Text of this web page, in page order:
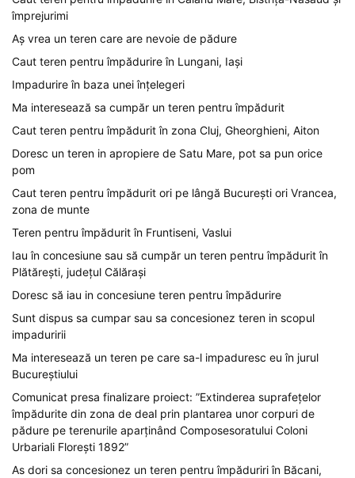
împrejurimi
Aș vrea un teren care are nevoie de pădure
Caut teren pentru împădurire în Lungani, Iași
Impadurire în baza unei înțelegeri
Ma interesează sa cumpăr un teren pentru împădurit
Caut teren pentru împădurit în zona Cluj, Gheorghieni, Aiton
Doresc un teren in apropiere de Satu Mare, pot sa pun orice
pom
Caut teren pentru împădurit ori pe lângă București ori Vrancea,
zona de munte
Teren pentru împădurit în Fruntiseni, Vaslui
Iau în concesiune sau să cumpăr un teren pentru împădurit în
Plătărești, județul Călărași
Doresc să iau in concesiune teren pentru împădurire
Sunt dispus sa cumpar sau sa concesionez teren in scopul
impaduririi
Ma interesează un teren pe care sa-l impaduresc eu în jurul
Bucureștiului
Comunicat presa finalizare proiect: ”Extinderea suprafețelor
împădurite din zona de deal prin plantarea unor corpuri de
pădure pe terenurile aparținând Composesoratului Coloni
Urbariali Florești 1892”
As dori sa concesionez un teren pentru împăduriri în Băcani,